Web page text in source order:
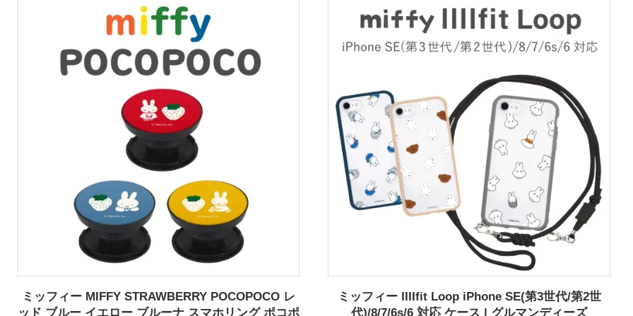
ミッフィー MIFFY STRAWBERRY POCOPOCO レ
ッド ブルー イエロー ブルーナ スマホリング ポコポ
ミッフィー IIIIfit Loop iPhone SE(第3世代/第2世
代)/8/7/6s/6 対応 ケース | グルマンディーズ